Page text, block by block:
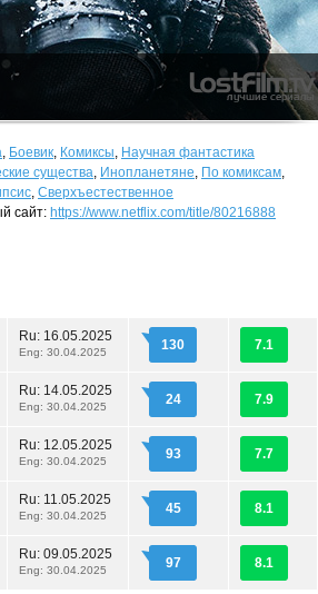
, Боевик, Комиксы, Научная фантастика
существа, Инопланетяне, По комиксам,
, Сверхъестественное
сайт: https://www.netflix.com/title/80216888
Ru: 16.05.2025
Eng: 30.04.2025 130 7.1
Ru: 14.05.2025
Eng: 30.04.2025 24 7.9
Ru: 12.05.2025
Eng: 30.04.2025 93 7.7
Ru: 11.05.2025
Eng: 30.04.2025 45 8.1
Ru: 09.05.2025
Eng: 30.04.2025 97 8.1